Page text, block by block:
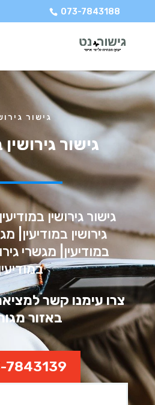
073-7843188
גישור
גישור גירושין
גישור גירושין
גירושין במודיעין|
במודיעין| מגשרי
צרו עימנו קשר
באזור
7843139